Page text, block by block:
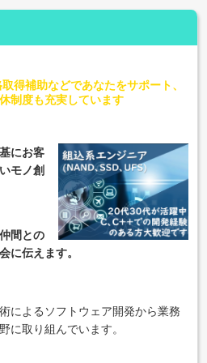
得補助などであなたをサポート、
制度も充実しています
にお客
モノ創
間との
に伝えます。
によるソフトウェア開発から業務
に取り組んでいます。